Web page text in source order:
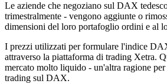
Le aziende che negoziano sul DAX
trimestralmente - vengono aggiunte o
dimensioni del loro portafoglio ordini e al
I prezzi utilizzati per formulare l'indice
attraverso la piattaforma di trading Xetra.
mercato molto liquido - un'altra ragione
trading sul DAX.